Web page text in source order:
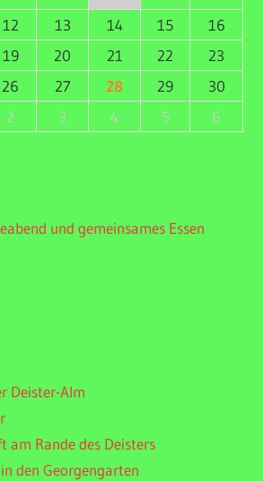
12 13 14 15
16
19 20 21 22
23
26 27 28 29
30
2 3 4 5 6
und gemeinsames Essen
Deister-Alm
am Rande des Deisters
den Georgengarten